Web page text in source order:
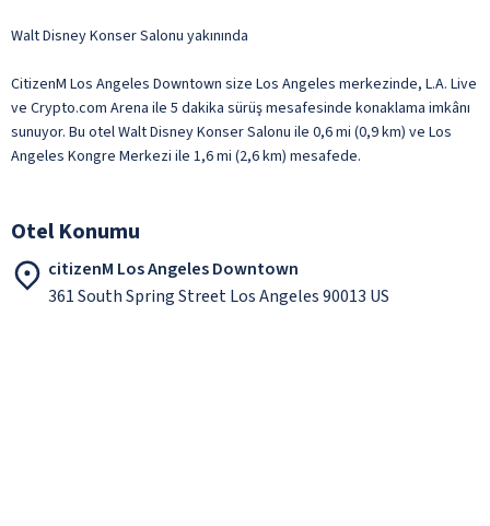
Walt Disney Konser Salonu yakınında
CitizenM Los Angeles Downtown size Los Angeles merkezinde, L.A. Live
ve Crypto.com Arena ile 5 dakika sürüş mesafesinde konaklama imkânı
sunuyor. Bu otel Walt Disney Konser Salonu ile 0,6 mi (0,9 km) ve Los
Angeles Kongre Merkezi ile 1,6 mi (2,6 km) mesafede.
Otel Konumu
citizenM Los Angeles Downtown
361 South Spring Street Los Angeles 90013 US